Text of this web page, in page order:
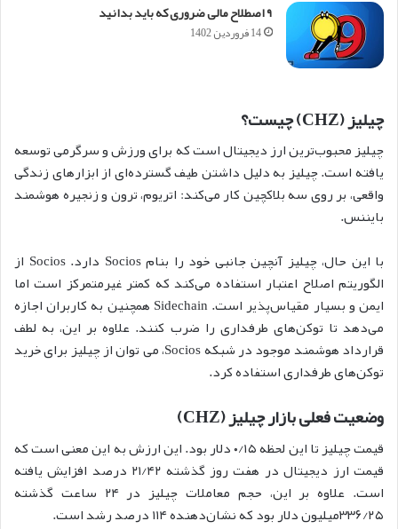
۹ اصطلاح مالی ضروری که باید بدانید
14 فروردین 1402
چیلیز (CHZ) چیست؟
چیلیز محبوب‌ترین ارز دیجیتال است که برای ورزش و سرگرمی توسعه
یافته است. چیلیز به دلیل داشتن طیف گسترده‌ای از ابزارهای زندگی
واقعی، بر روی سه بلاکچین کار می‌کند: اتریوم، ترون و زنجیره هوشمند
بایننس.
با این حال، چیلیز آنچین جانبی خود را بنام Socios دارد. Socios از
الگوریتم اصلاح اعتبار استفاده می‌کند که کمتر غیرمتمرکز است اما
ایمن و بسیار مقیاس‌پذیر است. Sidechain همچنین به کاربران اجازه
می‌دهد تا توکن‌های طرفداری را ضرب کنند. علاوه بر این، به لطف
قرارداد هوشمند موجود در شبکه Socios، می توان از چیلیز برای خرید
توکن‌های طرفداری استفاده کرد.
وضعیت فعلی بازار چیلیز (CHZ)
قیمت چیلیز تا این لحظه ۰/۱۵ دلار بود. این ارزش به این معنی است که
قیمت ارز دیجیتال در هفت روز گذشته ۲۱/۴۲ درصد افزایش یافته
است. علاوه بر این، حجم معاملات چیلیز در ۲۴ ساعت گذشته
۳۳۶/۲۵میلیون دلار بود که نشان‌دهنده ۱۱۴ درصد رشد است.